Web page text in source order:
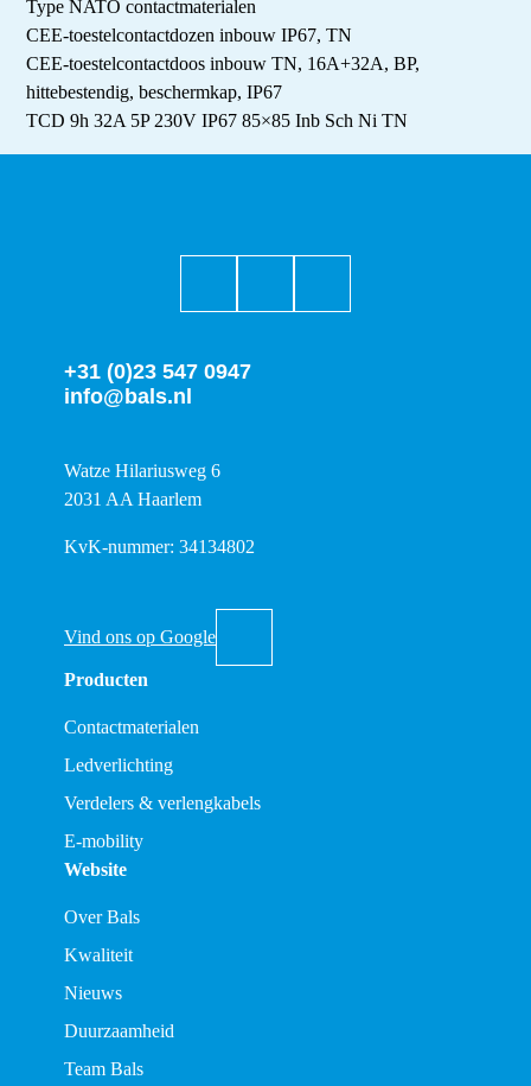
Type NATO contactmaterialen
CEE-toestelcontactdozen inbouw IP67, TN
CEE-toestelcontactdoos inbouw TN, 16A+32A, BP,
hittebestendig, beschermkap, IP67
TCD 9h 32A 5P 230V IP67 85×85 Inb Sch Ni TN
+31 (0)23 547 0947
info@bals.nl
Watze Hilariusweg 6
2031 AA Haarlem
KvK-nummer: 34134802
Vind ons op Google
Producten
Contactmaterialen
Ledverlichting
Verdelers & verlengkabels
E-mobility
Website
Over Bals
Kwaliteit
Nieuws
Duurzaamheid
Team Bals